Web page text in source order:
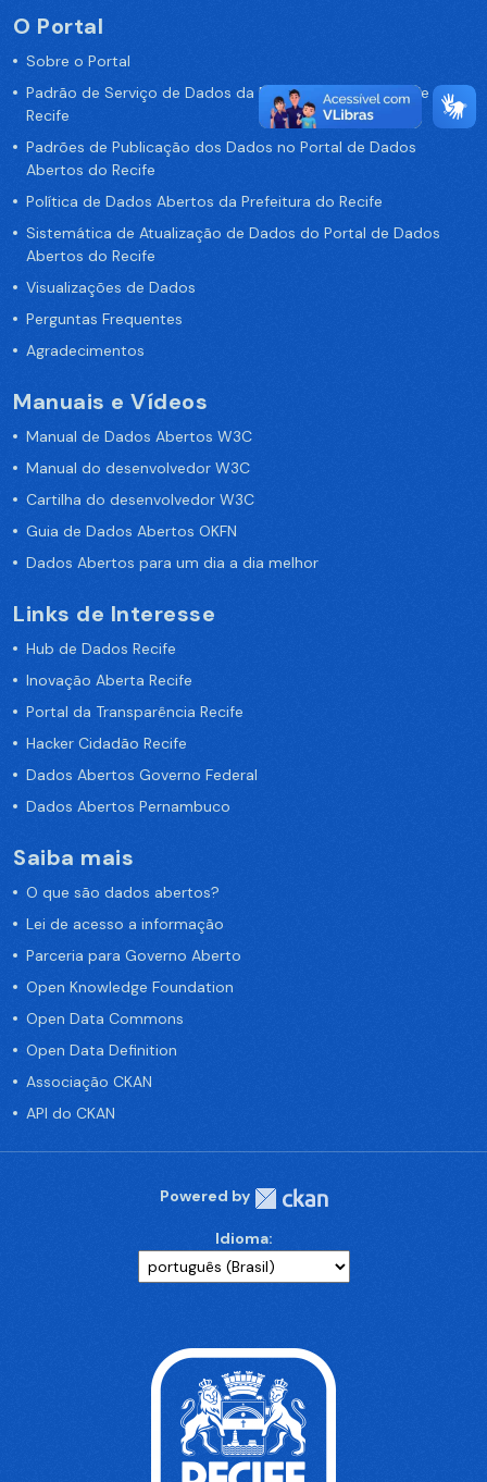
O Portal
Sobre o Portal
Padrão de Serviço de Dados da Prefeitura da Cidade de
Recife
Padrões de Publicação dos Dados no Portal de Dados
Abertos do Recife
Política de Dados Abertos da Prefeitura do Recife
Sistemática de Atualização de Dados do Portal de Dados
Abertos do Recife
Visualizações de Dados
Perguntas Frequentes
Agradecimentos
Manuais e Vídeos
Manual de Dados Abertos W3C
Manual do desenvolvedor W3C
Cartilha do desenvolvedor W3C
Guia de Dados Abertos OKFN
Dados Abertos para um dia a dia melhor
Links de Interesse
Hub de Dados Recife
Inovação Aberta Recife
Portal da Transparência Recife
Hacker Cidadão Recife
Dados Abertos Governo Federal
Dados Abertos Pernambuco
Saiba mais
O que são dados abertos?
Lei de acesso a informação
Parceria para Governo Aberto
Open Knowledge Foundation
Open Data Commons
Open Data Definition
Associação CKAN
API do CKAN
Powered by
Idioma